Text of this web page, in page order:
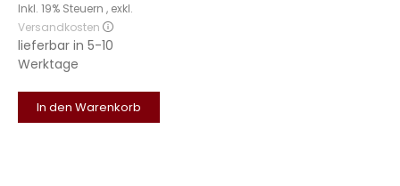
Inkl. 19% Steuern , exkl.
Versandkosten
lieferbar in 5-10
Werktage
In den Warenkorb